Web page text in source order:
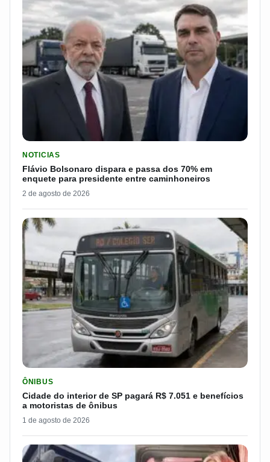
NOTICIAS
Flávio Bolsonaro dispara e passa dos 70% em
enquete para presidente entre caminhoneiros
2 de agosto de 2026
ÔNIBUS
Cidade do interior de SP pagará R$ 7.051 e benefícios
a motoristas de ônibus
1 de agosto de 2026